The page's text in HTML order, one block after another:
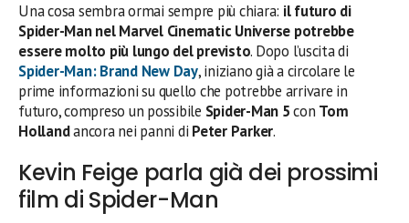
Una cosa sembra ormai sempre più chiara: il futuro di
Spider-Man nel Marvel Cinematic Universe potrebbe
essere molto più lungo del previsto. Dopo l’uscita di
Spider-Man: Brand New Day, iniziano già a circolare le
prime informazioni su quello che potrebbe arrivare in
futuro, compreso un possibile Spider-Man 5con Tom
Hollandancora nei panni di Peter Parker.
Kevin Feige parla già dei prossimi
film di Spider-Man